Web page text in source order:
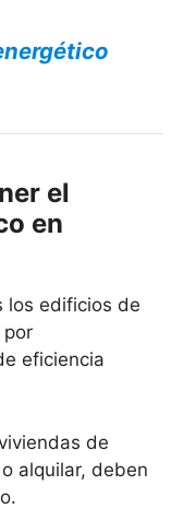
el
en
los edificios de
por
eficiencia
de
alquilar, deben